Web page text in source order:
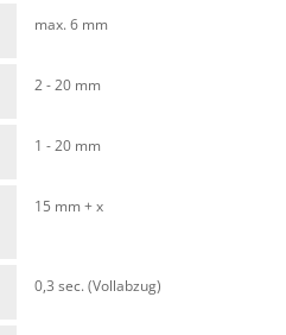
max. 6 mm
2 - 20 mm
1 - 20 mm
15 mm + x
0,3 sec. (Vollabzug)